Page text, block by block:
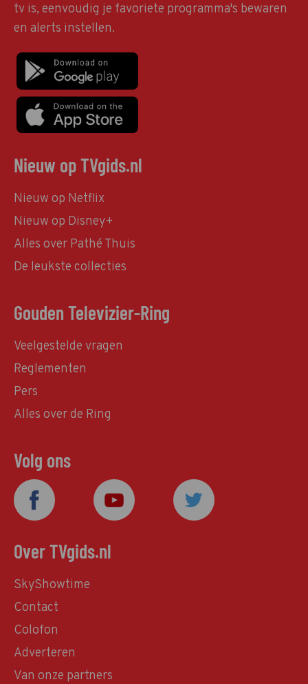
tv is, eenvoudig je favoriete programma's bewaren
en alerts instellen.
Nieuw op TVgids.nl
Nieuw op Netflix
Nieuw op Disney+
Alles over Pathé Thuis
De leukste collecties
Gouden Televizier-Ring
Veelgestelde vragen
Reglementen
Pers
Alles over de Ring
Volg ons
Over TVgids.nl
SkyShowtime
Contact
Colofon
Adverteren
Van onze partners